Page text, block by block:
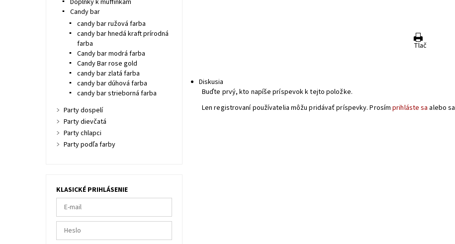
Tlač
Diskusia
Buďte prvý, kto napíše príspevok k tejto položke.
Len registrovaní používatelia môžu pridávať príspevky. Prosímprihláste sa alebo sa
Doplnky k muffinkam
Candy bar
candy bar ružová farba
candy bar hnedá kraft prírodná
farba
Candy bar modrá farba
Candy Bar rose gold
candy bar zlatá farba
candy bar dúhová farba
candy bar strieborná farba
Party dospelí
Party dievčatá
Party chlapci
Party podľa farby
KLASICKÉ PRIHLÁSENIE